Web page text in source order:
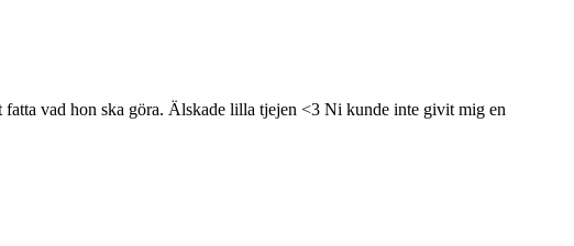
vad hon ska göra. Älskade lilla tjejen <3 Ni kunde inte givit mig en